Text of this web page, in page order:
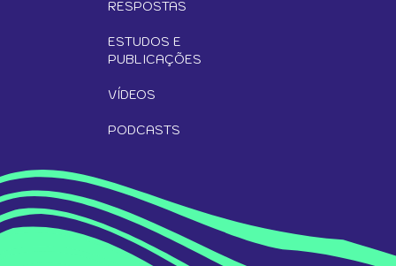
RESPOSTAS
ESTUDOS E
PUBLICAÇÕES
VÍDEOS
PODCASTS